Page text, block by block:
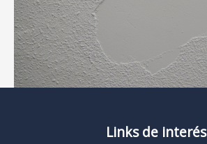
Links de interés